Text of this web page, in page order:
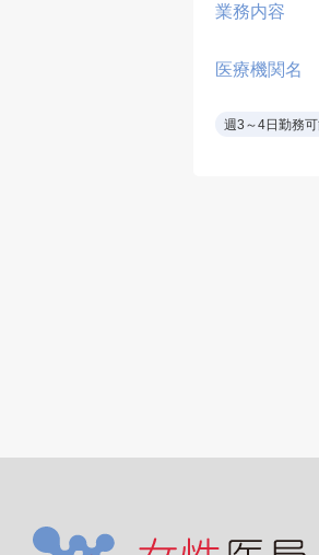
業務内容
医療機関名
週3～4日勤務